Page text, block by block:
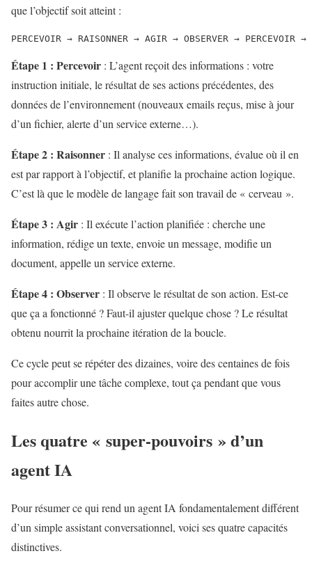
que l’objectif soit atteint :
Étape 1 : Percevoir : L’agent reçoit des informations : votre
instruction initiale, le résultat de ses actions précédentes, des
données de l’environnement (nouveaux emails reçus, mise à jour
d’un fichier, alerte d’un service externe…).
Étape 2 : Raisonner : Il analyse ces informations, évalue où il en
est par rapport à l’objectif, et planifie la prochaine action logique.
C’est là que le modèle de langage fait son travail de « cerveau ».
Étape 3 : Agir : Il exécute l’action planifiée : cherche une
information, rédige un texte, envoie un message, modifie un
document, appelle un service externe.
Étape 4 : Observer : Il observe le résultat de son action. Est-ce
que ça a fonctionné ? Faut-il ajuster quelque chose ? Le résultat
obtenu nourrit la prochaine itération de la boucle.
Ce cycle peut se répéter des dizaines, voire des centaines de fois
pour accomplir une tâche complexe, tout ça pendant que vous
faites autre chose.
Les quatre « super-pouvoirs » d’un
agent IA
Pour résumer ce qui rend un agent IA fondamentalement différent
d’un simple assistant conversationnel, voici ses quatre capacités
distinctives.